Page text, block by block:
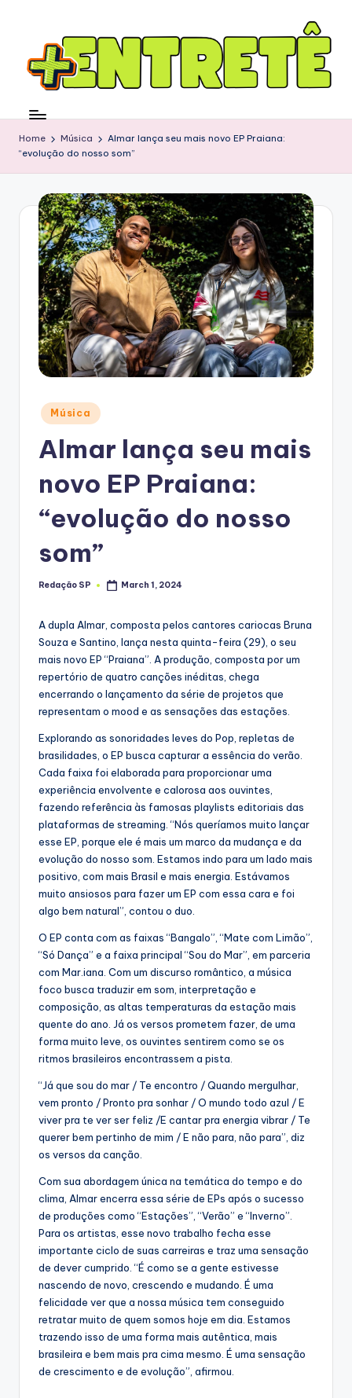
Home Música
Almar lança seu mais novo EP Praiana:
“evolução do nosso som”
Posted
in
Música
Almar lança seu mais
novo EP Praiana:
“evolução do nosso
som”
Posted
Redação SP March 1, 2024
A dupla Almar, composta pelos cantores cariocas Bruna
Souza e Santino, lança nesta quinta-feira (29), o seu
mais novo EP “Praiana”. A produção, composta por um
repertório de quatro canções inéditas, chega
encerrando o lançamento da série de projetos que
representam o mood e as sensações das estações.
Explorando as sonoridades leves do Pop, repletas de
brasilidades, o EP busca capturar a essência do verão.
Cada faixa foi elaborada para proporcionar uma
experiência envolvente e calorosa aos ouvintes,
fazendo referência às famosas playlists editoriais das
plataformas de streaming. “Nós queríamos muito lançar
esse EP, porque ele é mais um marco da mudança e da
evolução do nosso som. Estamos indo para um lado mais
positivo, com mais Brasil e mais energia. Estávamos
muito ansiosos para fazer um EP com essa cara e foi
algo bem natural”, contou o duo.
O EP conta com as faixas “Bangalo”, “Mate com Limão”,
“Só Dança” e a faixa principal “Sou do Mar”, em parceria
com Mar.iana. Com um discurso romântico, a música
foco busca traduzir em som, interpretação e
composição, as altas temperaturas da estação mais
quente do ano. Já os versos prometem fazer, de uma
forma muito leve, os ouvintes sentirem como se os
ritmos brasileiros encontrassem a pista.
“Já que sou do mar / Te encontro / Quando mergulhar,
vem pronto / Pronto pra sonhar / O mundo todo azul / E
viver pra te ver ser feliz /E cantar pra energia vibrar / Te
querer bem pertinho de mim / E não para, não para”, diz
os versos da canção.
Com sua abordagem única na temática do tempo e do
clima, Almar encerra essa série de EPs após o sucesso
de produções como “Estações”, “Verão” e “Inverno”.
Para os artistas, esse novo trabalho fecha esse
importante ciclo de suas carreiras e traz uma sensação
de dever cumprido. “É como se a gente estivesse
nascendo de novo, crescendo e mudando. É uma
felicidade ver que a nossa música tem conseguido
retratar muito de quem somos hoje em dia. Estamos
trazendo isso de uma forma mais autêntica, mais
brasileira e bem mais pra cima mesmo. É uma sensação
de crescimento e de evolução”, afirmou.